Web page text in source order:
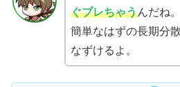
ぐブレちゃうんだね。
簡単なはずの長期分
なずけるよ。